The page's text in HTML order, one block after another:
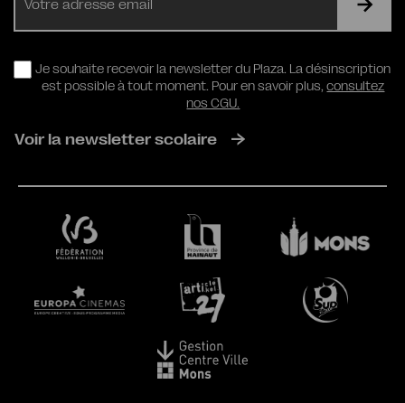
RGPD
Je souhaite recevoir la newsletter du Plaza. La désinscription
est possible à tout moment. Pour en savoir plus,consultez
nos CGU.
Voir la newsletter scolaire